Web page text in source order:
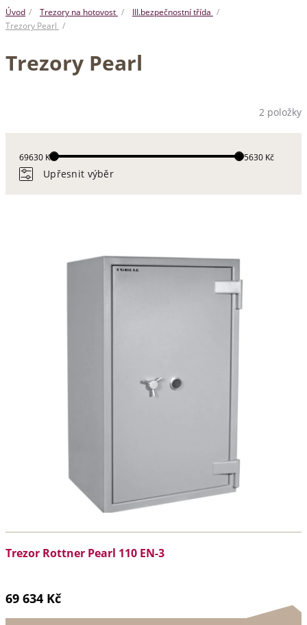
Úvod Trezory na hotovost
III.bezpečnostní třída
Trezory Pearl
Trezory Pearl
2 položky
Upřesnit výběr
69630 Kč 75630 Kč
Trezor Rottner Pearl 110 EN-3
69 634 Kč